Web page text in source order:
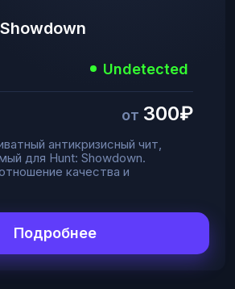
Undetected
от 300₽
антикризисный чит,
для Hunt: Showdown.
качества и
Подробнее